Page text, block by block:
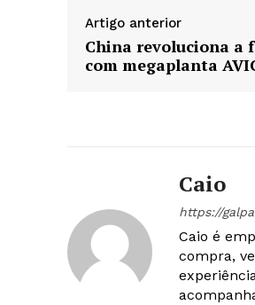
Artigo anterior
China revoluciona a
com megaplanta
Caio
https://
Caio é
compra,